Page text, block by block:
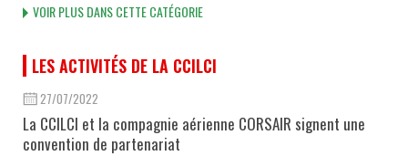
VOIR PLUS DANS CETTE CATÉGORIE
LES ACTIVITÉS DE LA CCILCI
27/07/2022
La CCILCI et la compagnie aérienne CORSAIR signent une
convention de partenariat